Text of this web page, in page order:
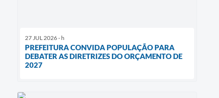
27 JUL 2026 - h
PREFEITURA CONVIDA POPULAÇÃO PARA
DEBATER AS DIRETRIZES DO ORÇAMENTO DE
2027